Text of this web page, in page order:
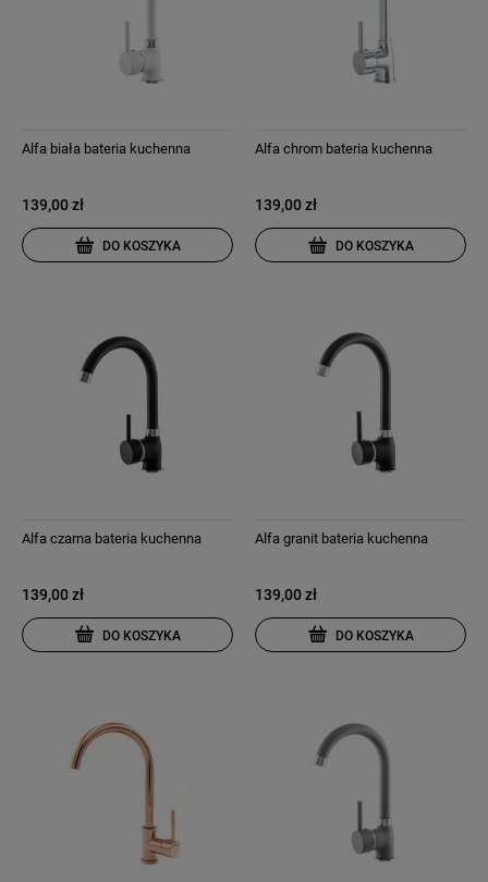
Alfa biała bateria kuchenna
139,00 zł
DO KOSZYKA
Alfa chrom bateria kuchenna
139,00 zł
DO KOSZYKA
Alfa czarna bateria kuchenna
139,00 zł
DO KOSZYKA
Alfa granit bateria kuchenna
139,00 zł
DO KOSZYKA